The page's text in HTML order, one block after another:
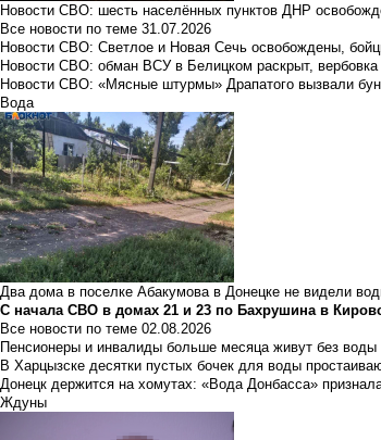
Новости СВО: шесть населённых пунктов ДНР
Все новости по теме 31.07.2026
Новости СВО: Светлое и Новая Сечь освобождены,
Новости СВО: обман ВСУ в Белицком раскрыт,
Новости СВО: «Мясные штурмы» Драпатого вызвали
Вода
Два дома в поселке Абакумова в Донецке не видели
С начала СВО в домах 21 и 23 по Бахрушина в
Все новости по теме 02.08.2026
Пенсионеры и инвалиды больше месяца живут без воды
В Харцызске десятки пустых бочек для воды
Донецк держится на хомутах: «Вода Донбасса»
Ждуны